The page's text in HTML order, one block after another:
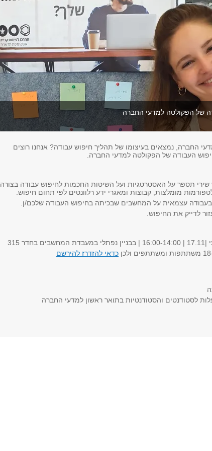
של הפקולטה למדעי החברה
החברה, נמצאים בעיצומו של תהליך חיפוש עבודה? אנחנו רוצים
העבודה של הפקולטה למדעי החברה.
תספר על האסטרטגיות ועל השיטות החכמות לחיפוש עבודה בצורה
מומלצות, קבוצות ומאגרי ידע רלוונטים לפי תחום חיפוש.
עצמאית על המחשבים שבכיתה בחיפוש העבודה שלכם/ן.
לדייק את החיפוש.
315
כדאי להזדרז להירשם
לסטודנטים והסטודנטיות בתואר ראשון למדעי החברה